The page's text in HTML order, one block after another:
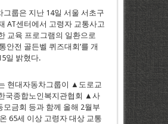
그룹은 지난 14일 서울 서초구
AT센터에서 고령자 교통사고
교육 프로그램의 일환으로
안전 골든벨 퀴즈대회’를 개
일 밝혔다.
현대자동차그룹이 ▲도로교
국종합노인복지관협회 ▲사
모금회 등과 함께 올해 2월부
65세 이상 고령자 대상 교통